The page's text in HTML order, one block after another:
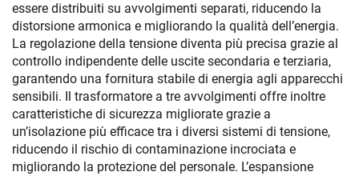
essere distribuiti su avvolgimenti separati, riducendo la
distorsione armonica e migliorando la qualità dell’energia.
La regolazione della tensione diventa più precisa grazie al
controllo indipendente delle uscite secondaria e terziaria,
garantendo una fornitura stabile di energia agli apparecchi
sensibili. Il trasformatore a tre avvolgimenti offre inoltre
caratteristiche di sicurezza migliorate grazie a
un’isolazione più efficace tra i diversi sistemi di tensione,
riducendo il rischio di contaminazione incrociata e
migliorando la protezione del personale. L’espansione